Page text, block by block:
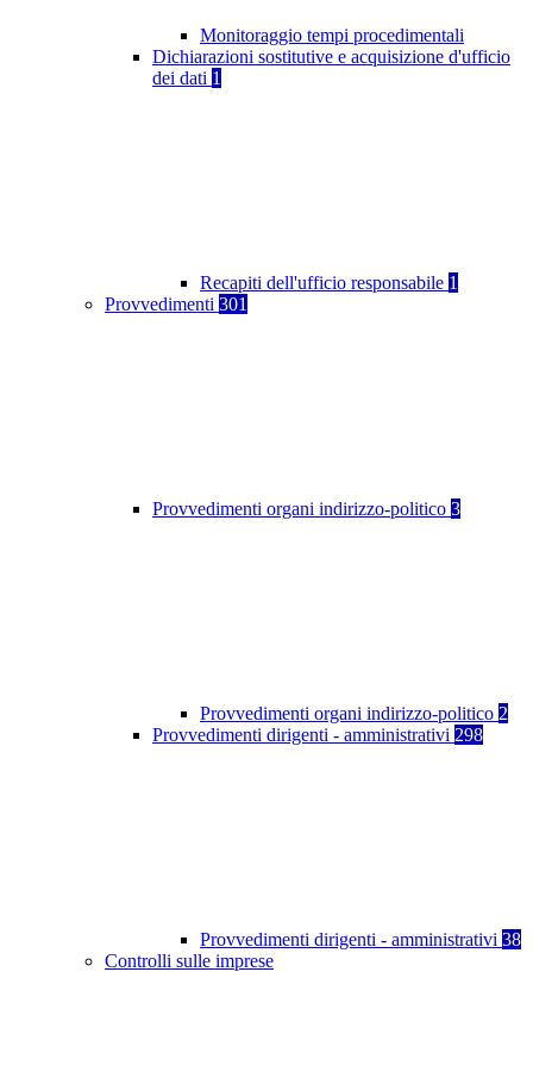
Monitoraggio tempi procedimentali
Dichiarazioni sostitutive e acquisizione d'ufficio
dei dati 1
Recapiti dell'ufficio responsabile 1
Provvedimenti 301
Provvedimenti organi indirizzo-politico 3
Provvedimenti organi indirizzo-politico 2
Provvedimenti dirigenti - amministrativi 298
Provvedimenti dirigenti - amministrativi 38
Controlli sulle imprese